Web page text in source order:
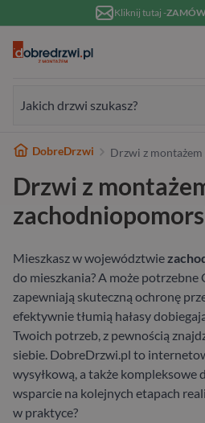
Kliknij tutaj -
Formularz wyszukiwania:
Wewnętrzne
Wejściowe
Rodzaj
Nowoczesne
Przesuwne
Ościeżnicą
70 cm
90 cm
Na wymiar
Materiał
Rodzaj
Do mieszkania
Aluminiowe
W nowoczesnym stylu
Niestandardowe wymiary
Materiał
Szerokość
Wejściowe wewnątrzklatkowe
Stalowe
90 cm
DobreDrzwi Drzwi z
Drzwi z
Mieszkasz w województwie
do mieszkania? A może
zapewniają skuteczną ochronę
efektywnie tłumią hałasy
Twoich potrzeb, z pewnością
siebie. DobreDrzwi.pl to
wysyłkową, a także
wsparcie na kolejnych etapach
w praktyce?